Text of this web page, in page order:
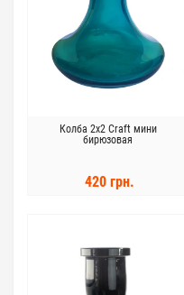
Колба 2x2 Craft мини
бирюзовая
420 грн.